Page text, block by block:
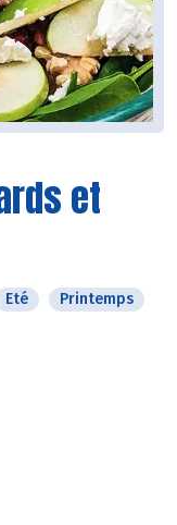
et
Eté Printemps